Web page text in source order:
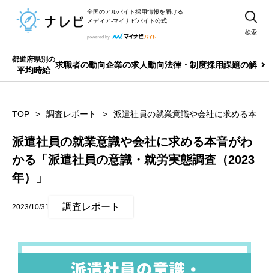
全国のアルバイト採用情報を届ける
メディア-マイナビバイト公式
検索
都道府県別の
平均時給
求職者の動向企業の求人動向法律・制度採用課題の解決
TOP 調査レポート 派遣社員の就業意識や会社に求める本
派遣社員の就業意識や会社に求める本音がわ
かる「派遣社員の意識・就労実態調査（2023
年）」
2023/10/31 調査レポート